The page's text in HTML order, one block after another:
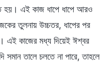
হয়। এই কাজ ধাপে ধাপে আরও
তুলনায় উচ্চতর, ধাপের পর
এই কাজের মধ্য দিয়েই ঈশ্বর
তালে চলতে না পারে, তাহলে